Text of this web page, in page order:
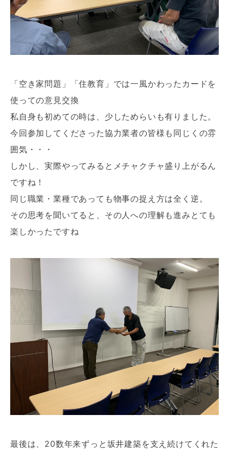
「空き家問題」「住教育」では一風かわったカードを
使っての意見交換
私自身も初めての時は、少しためらいも有りました。
今回参加してくださった協力業者の皆様も同じくの雰
囲気・・・
しかし、実際やってみるとメチャクチャ盛り上がるん
ですね！
同じ職業・業種であっても物事の捉え方は全く逆。
その思考を聞いてると、その人への理解も進みとても
楽しかったですね
最後は、20数年来ずっと坂井建築を支え続けてくれた